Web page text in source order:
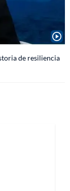
de resiliencia